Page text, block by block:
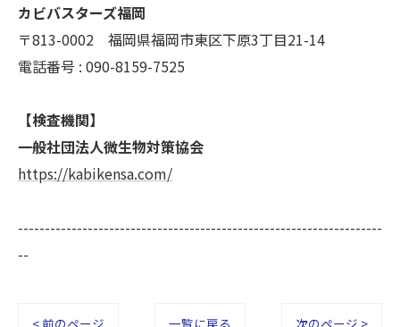
カビバスターズ福岡
〒813-0002 福岡県福岡市東区下原3丁目21-14
電話番号 : 090-8159-7525
【検査機関】
一般社団法人微生物対策協会
https://kabikensa.com/
--------------------------------------------------------------------
--
< 前のページ 一覧に戻る 次のページ >